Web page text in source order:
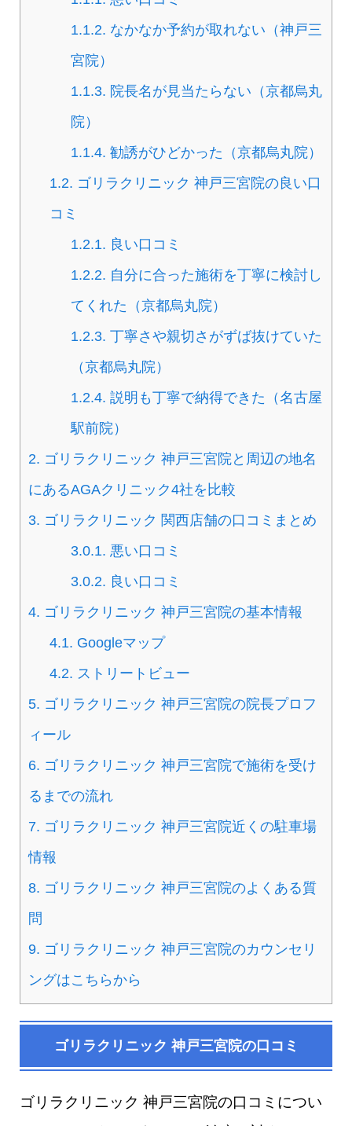
1.1.2. なかなか予約が取れない（神戸三
宮院）
1.1.3. 院長名が見当たらない（京都烏丸
院）
1.1.4. 勧誘がひどかった（京都烏丸院）
1.2. ゴリラクリニック 神戸三宮院の良い口
コミ
1.2.1. 良い口コミ
1.2.2. 自分に合った施術を丁寧に検討し
てくれた（京都烏丸院）
1.2.3. 丁寧さや親切さがずば抜けていた
（京都烏丸院）
1.2.4. 説明も丁寧で納得できた（名古屋
駅前院）
2. ゴリラクリニック 神戸三宮院と周辺の地名
にあるAGAクリニック4社を比較
3. ゴリラクリニック 関西店舗の口コミまとめ
3.0.1. 悪い口コミ
3.0.2. 良い口コミ
4. ゴリラクリニック 神戸三宮院の基本情報
4.1. Googleマップ
4.2. ストリートビュー
5. ゴリラクリニック 神戸三宮院の院長プロフ
ィール
6. ゴリラクリニック 神戸三宮院で施術を受け
るまでの流れ
7. ゴリラクリニック 神戸三宮院近くの駐車場
情報
8. ゴリラクリニック 神戸三宮院のよくある質
問
9. ゴリラクリニック 神戸三宮院のカウンセリ
ングはこちらから
ゴリラクリニック 神戸三宮院の口コミ
ゴリラクリニック 神戸三宮院の口コミについ